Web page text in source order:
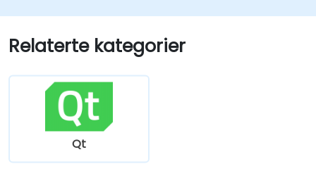
Relaterte kategorier
Qt